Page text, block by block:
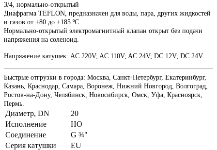
3/4, нормально-открытый
Диафрагма TEFLON, предназначен для воды, пара, других жидкостей
и газов от +80 до +185 ºС.
Нормально-открытый электромагнитный клапан открыт без подачи
напряжения на соленоид.
Напряжение катушек: AC 220V; AC 110V; AC 24V; DC 12V; DC 24V
Быстрые отгрузки в города: Москва, Санкт-Петербург, Екатеринбург,
Казань, Краснодар, Самара, Воронеж, Нижний Новгород, Волгоград,
Ростов-на-Дону, Челябинск, Новосибирск, Омск, Уфа, Красноярск,
Пермь.
Диаметр, DN
20
Исполнение
НО
Соединение
G ¾"
Серия катушки
EU